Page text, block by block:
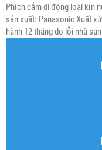
Phích cắm di động loại kín
sản xuất: Panasonic Xuất
hành 12 tháng do lỗi nhà